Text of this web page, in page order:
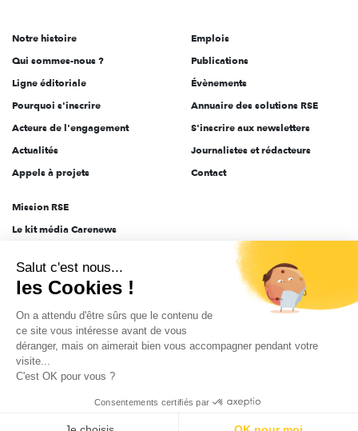
l'engagement
Notre histoire
Qui sommes-nous ?
Ligne éditoriale
Pourquoi s'inscrire
Acteurs de l'engagement
Actualités
Appels à projets
Emplois
Publications
Évènements
Annuaire des solutions RSE
S'inscrire aux newsletters
Journalistes et rédacteurs
Contact
Mission RSE
Le kit média Carenews
AEF info
Novethic
PRODURABLE
Inclusiv Day
Données personnelles Mentions légales 2025-2026 Tout droits réservés
Salut c'est nous...
les Cookies !
On a attendu d'être sûrs que le contenu de
ce site vous intéresse avant de vous
déranger, mais on aimerait bien vous accompagner pendant votre
visite...
C'est OK pour vous ?
Consentements certifiés par